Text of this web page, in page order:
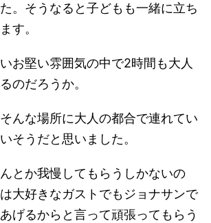
。そうなると子どもも一緒に立ち
す。
お堅い雰囲気の中で2時間も大人
のだろうか。
んな場所に大人の都合で連れてい
そうだと思いました。
とか我慢してもらうしかないの
大好きなガストでもジョナサンで
げるからと言って頑張ってもらう